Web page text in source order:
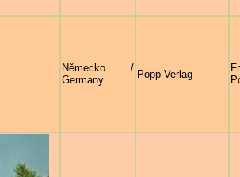
Německo /
Germany
Popp Verlag